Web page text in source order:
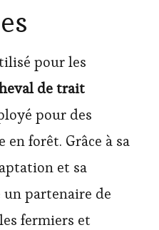
pour les
de trait
pour des
forêt. Grâce à sa
et sa
un partenaire de
fermiers et